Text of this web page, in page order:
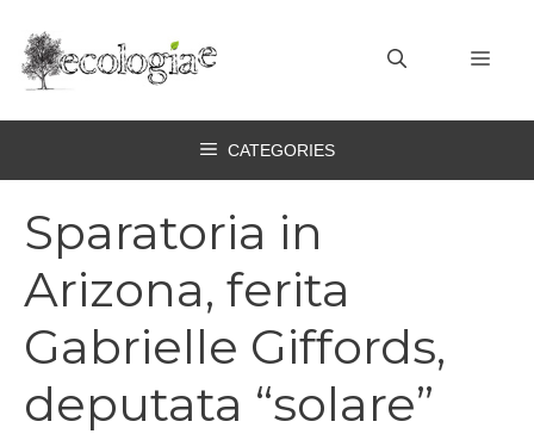
contenuto
CATEGORIES
Sparatoria in
Arizona, ferita
Gabrielle Giffords,
deputata “solare”